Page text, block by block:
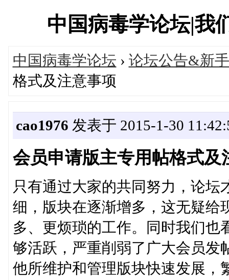
中国病毒学论坛|我
中国病毒学论坛 › 论坛公告&新
格式及注意事项
cao1976 发表于 2015-1-30
会员申请版主专用帖格式及
只有通过大家的共同努力，论
细，版块在逐渐增多，这无疑给
多、更烦琐的工作。同时我们也
够活跃，严重削弱了广大会员发
他所维护和管理版块快速发展，